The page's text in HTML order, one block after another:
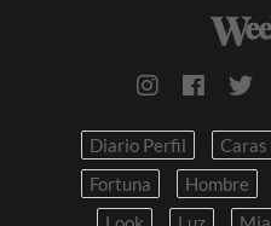
Diario Perfil Caras
Fortuna
Hombre